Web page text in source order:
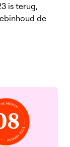
is terug,
de